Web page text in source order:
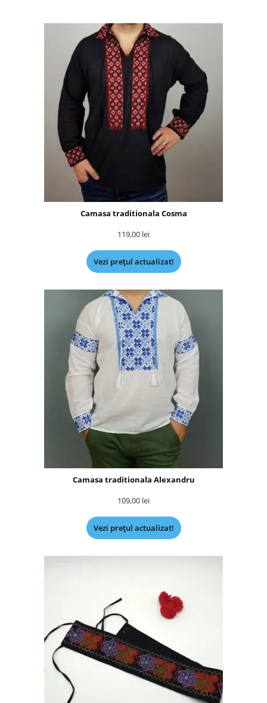
Camasa traditionala Cosma
119,00 lei
Vezi prețul actualizat!
Camasa traditionala Alexandru
109,00 lei
Vezi prețul actualizat!